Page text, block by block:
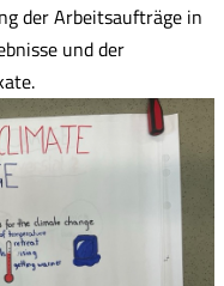
der Arbeitsaufträge in
und der